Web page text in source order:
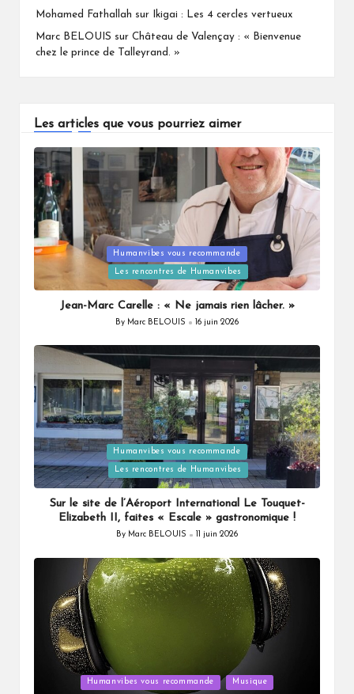
Mohamed Fathallah sur Ikigai : Les 4 cercles vertueux
Marc BELOUIS sur Château de Valençay : « Bienvenue
chez le prince de Talleyrand. »
Les articles que vous pourriez aimer
Posted
Humanvibes vous recommande
Les rencontres de Humanvibes
Jean-Marc Carelle : « Ne jamais rien lâcher. »
Posted
By Marc BELOUIS 16 juin 2026
Posted
in
Humanvibes vous recommande
Les rencontres de Humanvibes
Sur le site de l’Aéroport International Le Touquet-
Elizabeth II, faites « Escale » gastronomique !
Posted
By Marc BELOUIS 11 juin 2026
Humanvibes vous recommande Musique